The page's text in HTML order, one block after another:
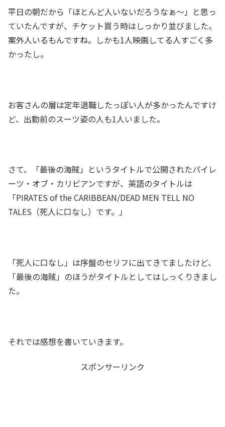
平日の朝だから「ほとんど人いないだろうなぁ～」と思っ
ていたんですが、チケット買う時はしっかり並びました。
案外人いるもんですね。しかも1人映画してる人すごく多
かったし。
お客さんの層は定年退職したっぽい人が多かったんですけ
ど、出勤前のスーツ姿の人も1人いました。
さて、「最後の海賊」というタイトルで公開されたパイレ
ーツ・オブ・カリビアンですが、英語のタイトルは
「PIRATES of the CARIBBEAN/DEAD MEN TELL NO
TALES（死人に口なし）です。」
「死人に口なし」は序盤のセリフに出てきてましたけど、
「最後の海賊」のほうがタイトルとしてはしっくりきまし
た。
それでは感想を書いていきます。
スポンサーリンク